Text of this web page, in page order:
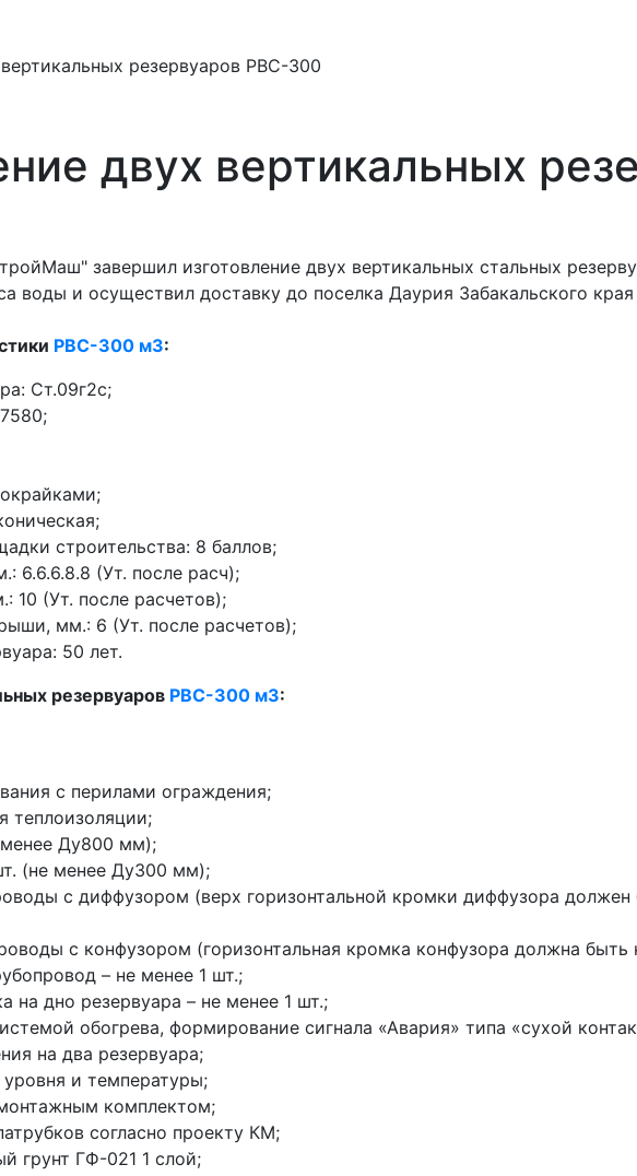
резервуаров РВС-300
двух вертикальных
завершил изготовление двух вертикальных стальных
воды и осуществил доставку до поселка Даурия Забакальского
РВС-300 м3:
Ст.09г2с;
строительства: 8 баллов;
6.6.6.8.8 (Ут. после расч);
10 (Ут. после расчетов);
мм.: 6 (Ут. после расчетов);
50 лет.
резервуаров РВС-300 м3:
с перилами ограждения;
теплоизоляции;
Ду800 мм);
(не менее Ду300 мм);
с диффузором (верх горизонтальной кромки диффузора
с конфузором (горизонтальная кромка конфузора должна
– не менее 1 шт.;
на дно резервуара – не менее 1 шт.;
обогрева, формирование сигнала «Авария» типа «сухой
на два резервуара;
и температуры;
комплектом;
согласно проекту КМ;
грунт ГФ-021 1 слой;